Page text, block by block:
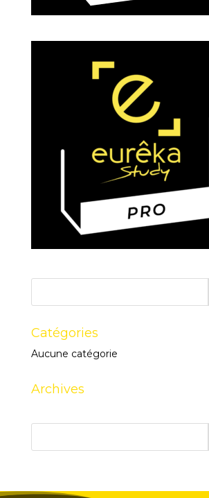
Catégories
Aucune catégorie
Archives